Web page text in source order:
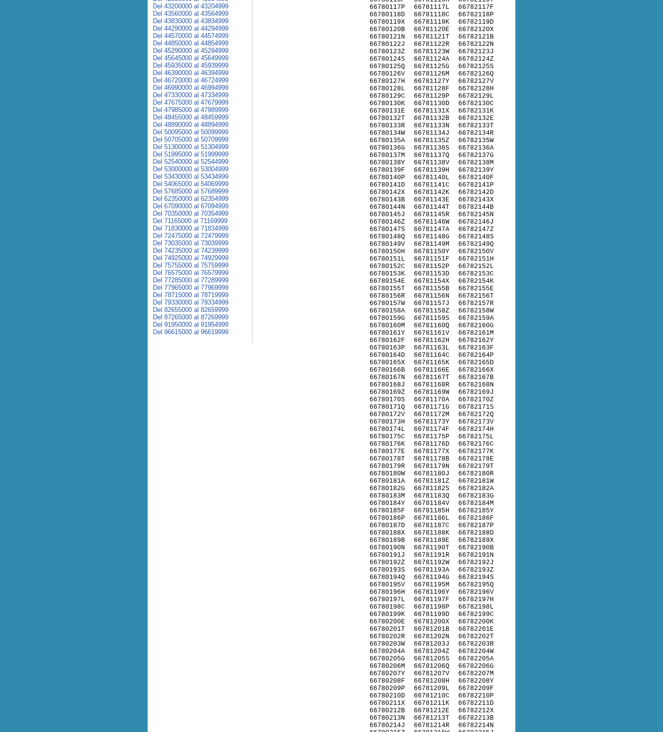
66780117P
66780118D
66780119X
66780120B
66780121N
66780122J
66780123Z
66780124S
66780125Q
66780126V
66780127H
66780128L
66780129C
66780130K
66780131E
66780132T
66780133R
66780134W
66780135A
66780136G
66780137M
66780138Y
66780139F
66780140P
66780141D
66780142X
66780143B
66780144N
66780145J
66780146Z
66780147S
66780148Q
66780149V
66780150H
66780151L
66780152C
66780153K
66780154E
66780155T
66780156R
66780157W
66780158A
66780159G
66780160M
66780161Y
66780162F
66780163P
66780164D
66780165X
66780166B
66780167N
66780168J
66780169Z
66780170S
66780171Q
66780172V
66780173H
66780174L
66780175C
66780176K
66780177E
66780178T
66780179R
66780180W
66780181A
66780182G
66780183M
66780184Y
66780185F
66780186P
66780187D
66780188X
66780189B
66780190N
66780191J
66780192Z
66780193S
66780194Q
66780195V
66780196H
66780197L
66780198C
66780199K
66780200E
66780201T
66780202R
66780203W
66780204A
66780205G
66780206M
66780207Y
66780208F
66780209P
66780210D
66780211X
66780212B
66780213N
66780214J
66781117L
66781118C
66781119K
66781120E
66781121T
66781122R
66781123W
66781124A
66781125G
66781126M
66781127Y
66781128F
66781129P
66781130D
66781131X
66781132B
66781133N
66781134J
66781135Z
66781136S
66781137Q
66781138V
66781139H
66781140L
66781141C
66781142K
66781143E
66781144T
66781145R
66781146W
66781147A
66781148G
66781149M
66781150Y
66781151F
66781152P
66781153D
66781154X
66781155B
66781156N
66781157J
66781158Z
66781159S
66781160Q
66781161V
66781162H
66781163L
66781164C
66781165K
66781166E
66781167T
66781168R
66781169W
66781170A
66781171G
66781172M
66781173Y
66781174F
66781175P
66781176D
66781177X
66781178B
66781179N
66781180J
66781181Z
66781182S
66781183Q
66781184V
66781185H
66781186L
66781187C
66781188K
66781189E
66781190T
66781191R
66781192W
66781193A
66781194G
66781195M
66781196Y
66781197F
66781198P
66781199D
66781200X
66781201B
66781202N
66781203J
66781204Z
66781205S
66781206Q
66781207V
66781208H
66781209L
66781210C
66781211K
66781212E
66781213T
66781214R
66782117F
66782118P
66782119D
66782120X
66782121B
66782122N
66782123J
66782124Z
66782125S
66782126Q
66782127V
66782128H
66782129L
66782130C
66782131K
66782132E
66782133T
66782134R
66782135W
66782136A
66782137G
66782138M
66782139Y
66782140F
66782141P
66782142D
66782143X
66782144B
66782145N
66782146J
66782147Z
66782148S
66782149Q
66782150V
66782151H
66782152L
66782153C
66782154K
66782155E
66782156T
66782157R
66782158W
66782159A
66782160G
66782161M
66782162Y
66782163F
66782164P
66782165D
66782166X
66782167B
66782168N
66782169J
66782170Z
66782171S
66782172Q
66782173V
66782174H
66782175L
66782176C
66782177K
66782178E
66782179T
66782180R
66782181W
66782182A
66782183G
66782184M
66782185Y
66782186F
66782187P
66782188D
66782189X
66782190B
66782191N
66782192J
66782193Z
66782194S
66782195Q
66782196V
66782197H
66782198L
66782199C
66782200K
66782201E
66782202T
66782203R
66782204W
66782205A
66782206G
66782207M
66782208Y
66782209F
66782210P
66782211D
66782212X
66782213B
66782214N
Del 43200000 al 43204999
Del 43560000 al 43564999
Del 43830000 al 43834999
Del 44290000 al 44294999
Del 44570000 al 44574999
Del 44850000 al 44854999
Del 45290000 al 45294999
Del 45645000 al 45649999
Del 45935000 al 45939999
Del 46390000 al 46394999
Del 46720000 al 46724999
Del 46990000 al 46994999
Del 47330000 al 47334999
Del 47675000 al 47679999
Del 47985000 al 47989999
Del 48455000 al 48459999
Del 48890000 al 48894999
Del 50095000 al 50099999
Del 50705000 al 50709999
Del 51300000 al 51304999
Del 51995000 al 51999999
Del 52540000 al 52544999
Del 53000000 al 53004999
Del 53430000 al 53434999
Del 54065000 al 54069999
Del 57685000 al 57689999
Del 62350000 al 62354999
Del 67090000 al 67094999
Del 70350000 al 70354999
Del 71165000 al 71169999
Del 71830000 al 71834999
Del 72475000 al 72479999
Del 73035000 al 73039999
Del 74235000 al 74239999
Del 74925000 al 74929999
Del 75755000 al 75759999
Del 76575000 al 76579999
Del 77285000 al 77289999
Del 77965000 al 77969999
Del 78715000 al 78719999
Del 79330000 al 79334999
Del 82655000 al 82659999
Del 87265000 al 87269999
Del 91950000 al 91954999
Del 96615000 al 96619999